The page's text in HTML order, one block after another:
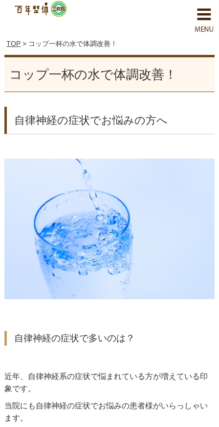
TOP > コップ一杯の水で体調改善！
コップ一杯の水で体調改善！
自律神経の症状でお悩みの方へ
自律神経の症状で多いのは？
近年、自律神経系の症状で悩まれている方が増えている印
象です。
当院にも自律神経の症状でお悩みの患者様がいらっしゃい
ます。